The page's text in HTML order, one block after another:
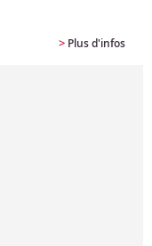
> Plus d'infos